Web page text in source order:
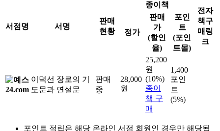
서점명 서명
판매
현황
종이책
전자
책구
매링
크
정가
판매
가
(할인
율)
포인
트
(포인
트몰)
이덕선 장로의 기
도문과 연설문
판매
중
28,000
원
25,200
원
(10%)
종이
책 구
매
1,400
포인
트
(5%)
포인트 적립은 해당 온라인 서점 회원인 경우만 해당됩